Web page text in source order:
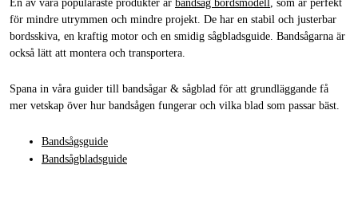
En av våra populäraste produkter är bandsåg bordsmodell , som är perfekt
för mindre utrymmen och mindre projekt. De har en stabil och justerbar
bordsskiva, en kraftig motor och en smidig sågbladsguide. Bandsågarna är
också lätt att montera och transportera.
Spana in våra guider till bandsågar & sågblad för att grundläggande få
mer vetskap över hur bandsågen fungerar och vilka blad som passar bäst.
Bandsågsguide
Bandsågbladsguide